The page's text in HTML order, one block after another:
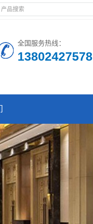
全国服务热线：
13802427578